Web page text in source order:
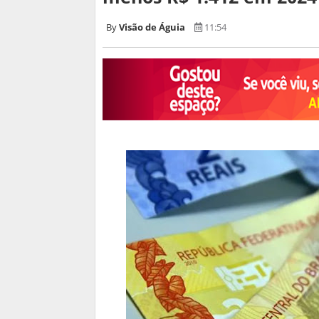
Visão de Águia 11:54